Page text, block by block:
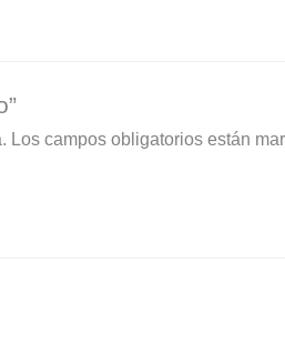
Los campos obligatorios están